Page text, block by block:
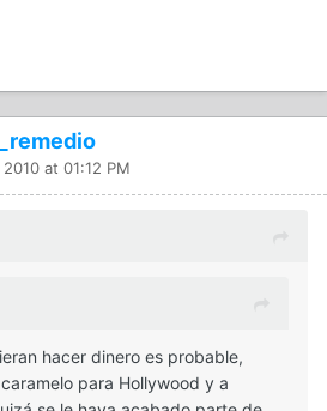
2010 at 01:12 PM
hacer dinero es probable,
para Hollywood y a